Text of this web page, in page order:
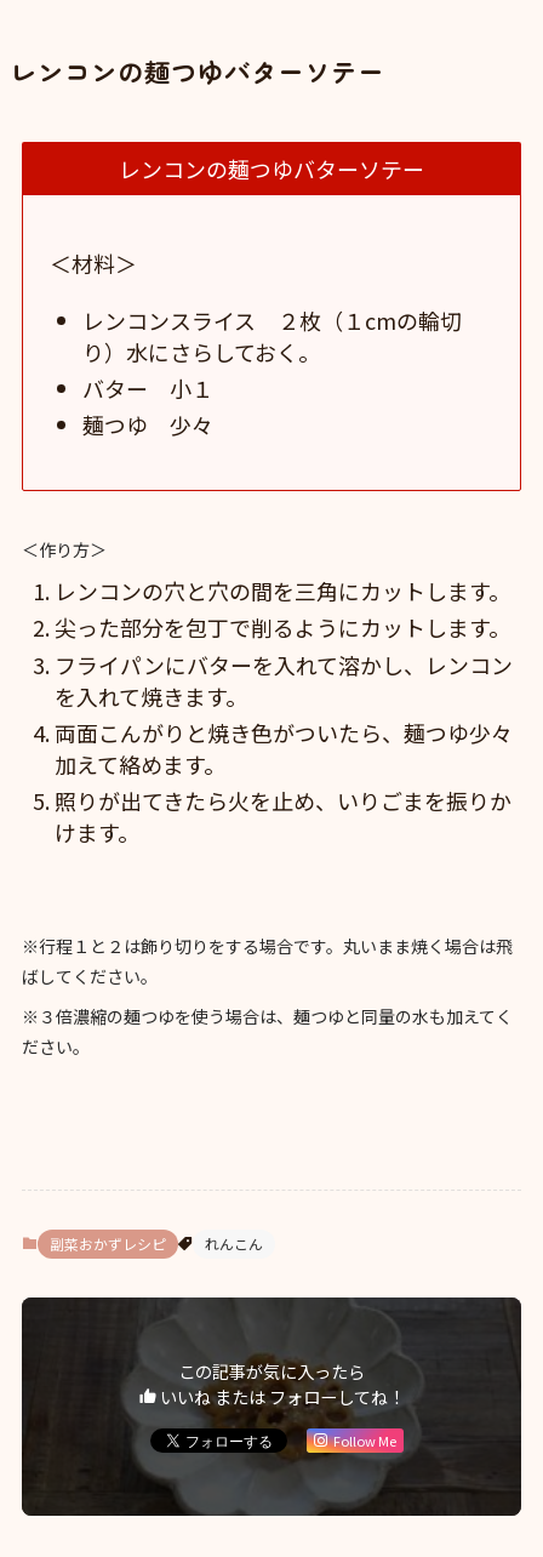
レンコンの麺つゆバターソテー
レンコンの麺つゆバターソテー
＜材料＞
レンコンスライス ２枚（１cmの輪切
り）水にさらしておく。
バター 小１
麺つゆ 少々
＜作り方＞
レンコンの穴と穴の間を三角にカットします。
尖った部分を包丁で削るようにカットします。
フライパンにバターを入れて溶かし、レンコン
を入れて焼きます。
両面こんがりと焼き色がついたら、麺つゆ少々
加えて絡めます。
照りが出てきたら火を止め、いりごまを振りか
けます。
※行程１と２は飾り切りをする場合です。丸いまま焼く場合は飛
ばしてください。
※３倍濃縮の麺つゆを使う場合は、麺つゆと同量の水も加えてく
ださい。
副菜おかずレシピ れんこん
この記事が気に入ったら
いいね または フォローしてね！
Follow Me